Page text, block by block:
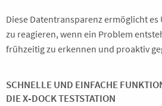
Diese Datentransparenz ermöglicht
zu reagieren, wenn ein Problem
frühzeitig zu erkennen und proaktiv
SCHNELLE UND EINFACHE
DIE X‑DOCK TESTSTATION